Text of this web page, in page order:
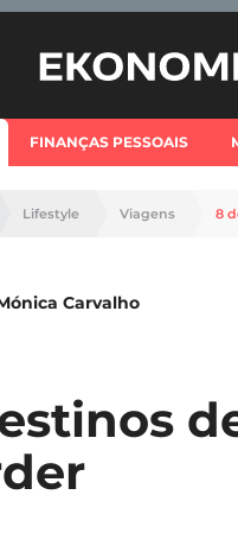
FINANÇAS PESSOAIS
Lifestyle Viagens 8
Carvalho